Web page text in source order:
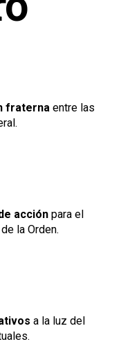
fraterna entre las
acción para el
la Orden.
a la luz del